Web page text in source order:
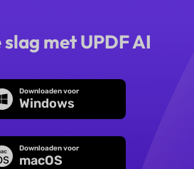
slag met UPDF AI
Downloaden voor
Windows
Downloaden voor
macOS